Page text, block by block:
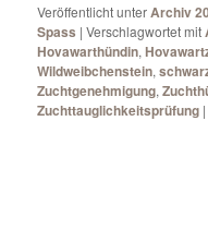
Veröffentlicht unterArchiv
Spass |Verschlagwortet mit
Hovawarthündin,
Wildweibchenstein,
Zuchtgenehmigung,
Zuchttauglichkeitsprüfung